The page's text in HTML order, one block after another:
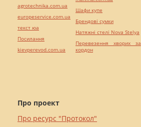
Про проект
Про ресурс "Протокол"
agrotechnika.com.ua
europeservice.com.ua
текст юа
Посилання
kievperevod.com.ua
Шафи купе
Брендові сумки
Натяжні стелі Nova Stelya
Перевезення хворих за
кордон